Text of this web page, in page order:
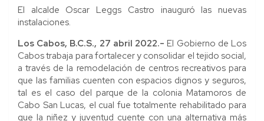
El alcalde Oscar Leggs Castro inauguró las nuevas
instalaciones.
Los Cabos, B.C.S., 27 abril 2022.-El Gobierno de Los
Cabos trabaja para fortalecer y consolidar el tejido social,
a través de la remodelación de centros recreativos para
que las familias cuenten con espacios dignos y seguros,
tal es el caso del parque de la colonia Matamoros de
Cabo San Lucas, el cual fue totalmente rehabilitado para
que la niñez y juventud cuente con una alternativa más